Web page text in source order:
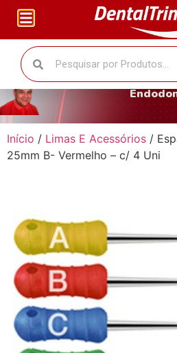
O
Início / Limas E Acessórios /
25mm B- Vermelho – c/ 4 Uni